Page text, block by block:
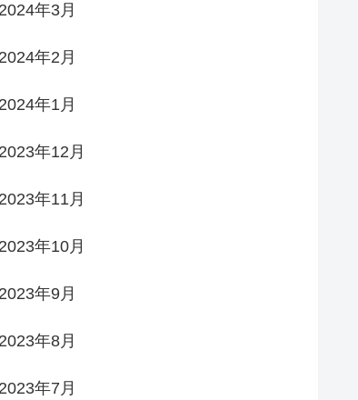
2024年3月
2024年2月
2024年1月
2023年12月
2023年11月
2023年10月
2023年9月
2023年8月
2023年7月